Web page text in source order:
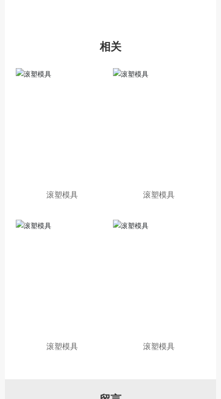
相关
滚塑模具 滚塑模具
滚塑模具 滚塑模具